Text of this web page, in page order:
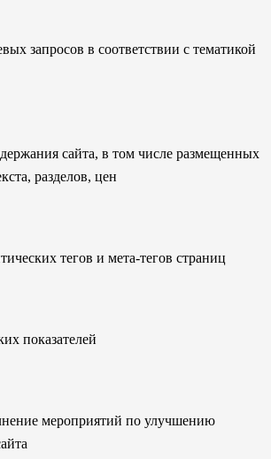
запросов в соответствии с тематикой
сайта, в том числе размещенных
разделов, цен
тегов и мета-тегов страниц
показателей
мероприятий по улучшению